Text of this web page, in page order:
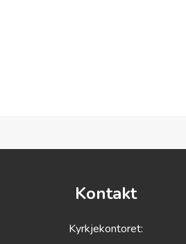
Kontakt
Kyrkjekontoret: